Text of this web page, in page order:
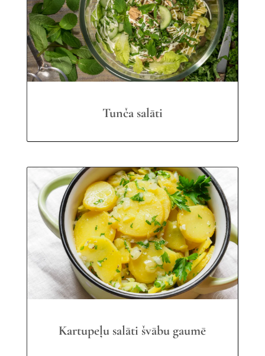
Tunča salāti
Kartupeļu salāti švābu gaumē